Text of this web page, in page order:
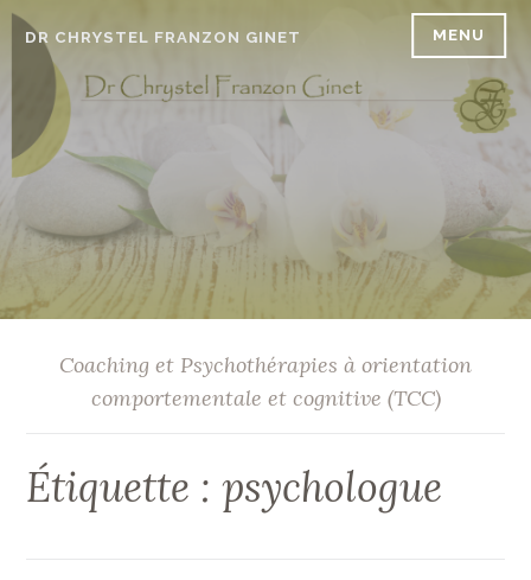
Accéder
contenu
principal
DR CHRYSTEL FRANZON GINET MENU
Coaching et Psychothérapies à orientation
comportementale et cognitive (TCC)
Étiquette :psychologue